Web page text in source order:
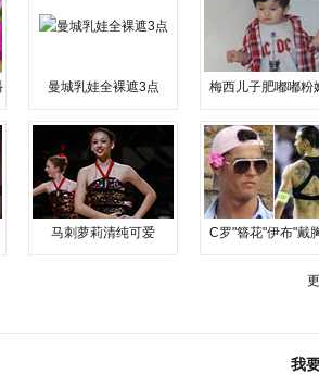
曼城乳娃全裸遮3点 梅西儿子肥嘟嘟粉
马刺萝莉清纯可爱 C罗"簪花"伊布"戴
我